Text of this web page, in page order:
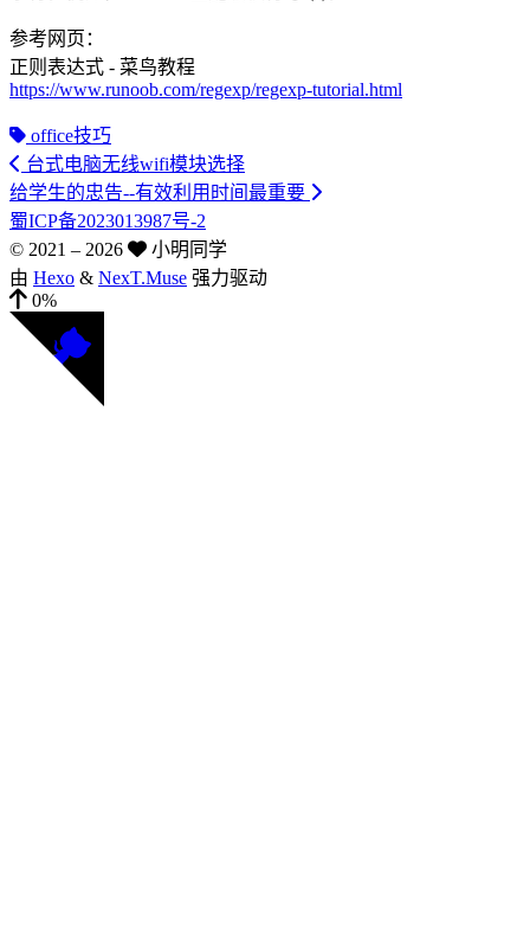
参考网页：
正则表达式 - 菜鸟教程
https://www.runoob.com/regexp/regexp-tutorial.html
office技巧
台式电脑无线wifi模块选择
给学生的忠告--有效利用时间最重要
蜀ICP备2023013987号-2
© 2021 – 2026
小明同学
由 Hexo & NexT.Muse 强力驱动
0%